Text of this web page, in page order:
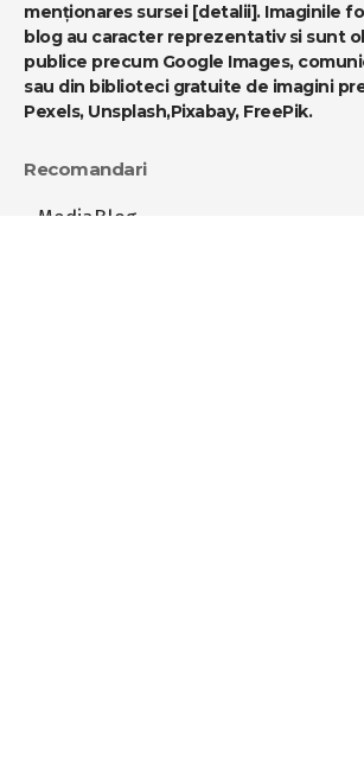
menționares sursei [detalii]. Imaginile
blog au caracter reprezentativ si sunt
publice precum Google Images,
sau din biblioteci gratuite de imagini
Pexels, Unsplash,Pixabay, FreePik.
Recomandari
MediaBlog